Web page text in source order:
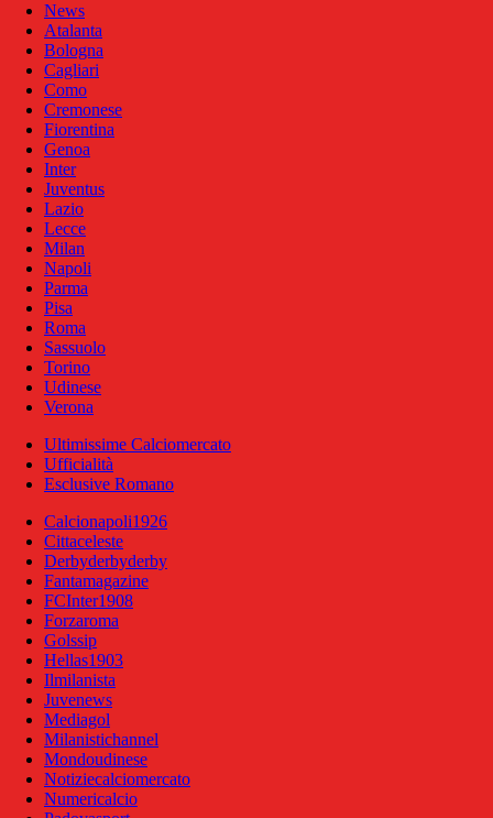
News
Atalanta
Bologna
Cagliari
Como
Cremonese
Fiorentina
Genoa
Inter
Juventus
Lazio
Lecce
Milan
Napoli
Parma
Pisa
Roma
Sassuolo
Torino
Udinese
Verona
Ultimissime Calciomercato
Ufficialità
Esclusive Romano
Calcionapoli1926
Cittaceleste
Derbyderbyderby
Fantamagazine
FCInter1908
Forzaroma
Golssip
Hellas1903
Ilmilanista
Juvenews
Mediagol
Milanistichannel
Mondoudinese
Notiziecalciomercato
Numericalcio